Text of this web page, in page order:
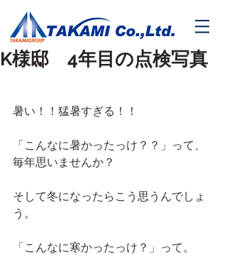
K様邸 4年目の点検写真
暑い！！猛暑すぎる！！
「こんなに暑かったっけ？？」って、
毎年思いませんか？
そして冬になったらこう思うんでしょ
う。
「こんなに寒かったっけ？」って。